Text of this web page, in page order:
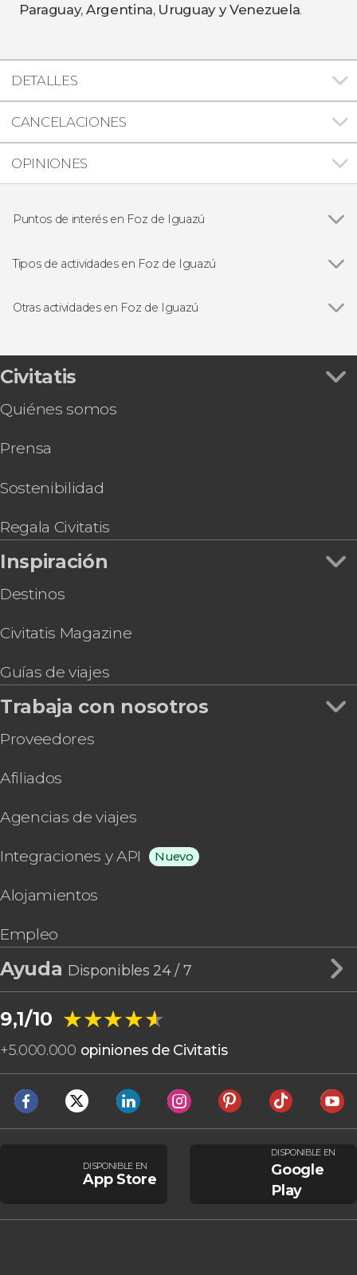
Paraguay, Argentina, Uruguay y Venezuela.
DETALLES
CANCELACIONES
OPINIONES
Puntos de interés en Foz de Iguazú
Tipos de actividades en Foz de Iguazú
Entradas
Gastronomía y enoturismo
Otras actividades en Foz de Iguazú
Cataratas de Iguazú
Paseo en helicóptero por las Cataratas de
Entrada al Parque das Aves
Free tour por Foz de Iguazú
Itaipú
Senderismo
Entrada a Dreams Eco Park de Foz de Iguazú
Tour de compras por el Duty Free Shop Puerto
Entrada a Movie Cars
Civitatis
Quiénes somos
Prensa
Sostenibilidad
Regala Civitatis
Inspiración
Destinos
Civitatis Magazine
Guías de viajes
Trabaja con nosotros
Proveedores
Afiliados
Agencias de viajes
Integraciones y API Nuevo
Alojamientos
Empleo
Ayuda Disponibles 24 / 7
9,1/10 ★★★★★
★★★★★
+5.000.000 opiniones de Civitatis
DISPONIBLE EN
App Store
DISPONIBLE EN
Google
Play